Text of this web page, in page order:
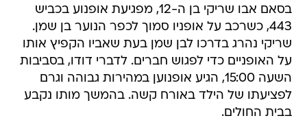
בסאם אבו שריקי בן ה-12, מפגיעת אופנוע בכביש
443, כשרכב על אופניו סמוך לכפר הנוער בן שמן.
שריקי נהרג בדרכו לבן שמן בעת שאביו הקפיץ אותו
על האופניים כדי לפגוש חברים. לדברי דודו, בסביבות
השעה 15:00, הגיע אופנוען במהירות גבוהה וגרם
לפציעתו של הילד באורח קשה. בהמשך מותו נקבע
בבית החולים.